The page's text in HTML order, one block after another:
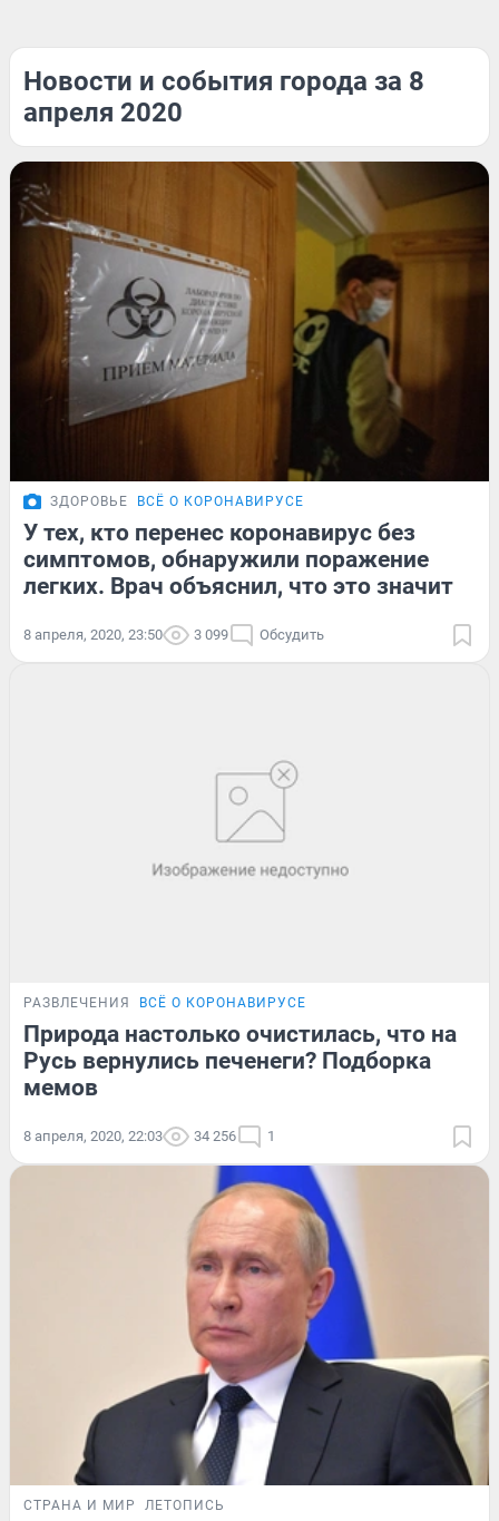
Новости и события города за 8
апреля 2020
ЗДОРОВЬЕ ВСЁ О КОРОНАВИРУСЕ
У тех, кто перенес коронавирус без
симптомов, обнаружили поражение
легких. Врач объяснил, что это значит
8 апреля, 2020, 23:50 3 099 Обсудить
РАЗВЛЕЧЕНИЯ ВСЁ О КОРОНАВИРУСЕ
Природа настолько очистилась, что на
Русь вернулись печенеги? Подборка
мемов
8 апреля, 2020, 22:03 34 256 1
СТРАНА И МИР ЛЕТОПИСЬ